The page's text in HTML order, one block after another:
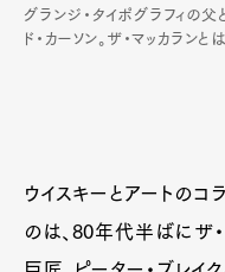
Pen
グランジ・タイポグラフィの父
ド・カーソン。ザ・マッカラ
ウイスキーとアートのコ
のは、80年代半ばにザ